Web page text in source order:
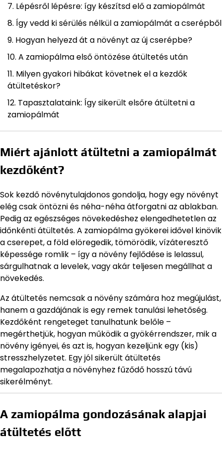
Lépésről lépésre: így készítsd elő a zamiopálmát
Így vedd ki sérülés nélkül a zamiopálmát a cserépből
Hogyan helyezd át a növényt az új cserépbe?
A zamiopálma első öntözése átültetés után
Milyen gyakori hibákat követnek el a kezdők
átültetéskor?
Tapasztalataink: Így sikerült elsőre átültetni a
zamiopálmát
Miért ajánlott átültetni a zamiopálmát
kezdőként?
Sok kezdő növénytulajdonos gondolja, hogy egy növényt
elég csak öntözni és néha-néha átforgatni az ablakban.
Pedig az egészséges növekedéshez elengedhetetlen az
időnkénti átültetés. A zamiopálma gyökerei idővel kinövik
a cserepet, a föld elöregedik, tömörödik, vízáteresztő
képessége romlik – így a növény fejlődése is lelassul,
sárgulhatnak a levelek, vagy akár teljesen megállhat a
növekedés.
Az átültetés nemcsak a növény számára hoz megújulást,
hanem a gazdájának is egy remek tanulási lehetőség.
Kezdőként rengeteget tanulhatunk belőle –
megérthetjük, hogyan működik a gyökérrendszer, mik a
növény igényei, és azt is, hogyan kezeljünk egy (kis)
stresszhelyzetet. Egy jól sikerült átültetés
megalapozhatja a növényhez fűződő hosszú távú
sikerélményt.
A zamiopálma gondozásának alapjai
átültetés előtt